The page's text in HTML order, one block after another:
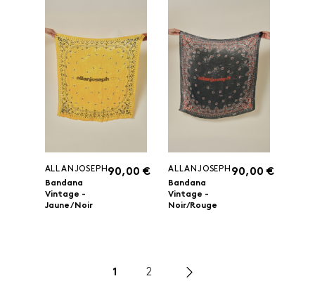
ALLANJOSEPH
Bandana
Vintage -
Jaune / Noir
90,00 €
ALLANJOSEPH
Bandana
Vintage -
Noir/Rouge
90,00 €
1 2